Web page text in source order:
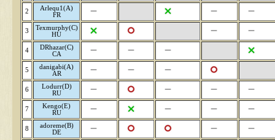
2
Arlequ1(A)
FR
3
Texmurphy(C)
HU
4
DRhazar(C)
CA
5
danigabi(A)
AR
6
Lodurr(D)
RU
7
Kengo(E)
RU
8
adoreme(B)
DE